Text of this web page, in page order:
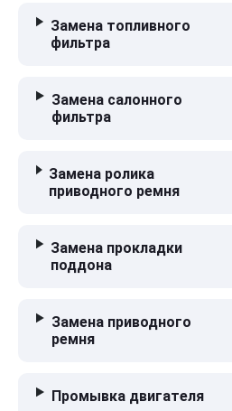
Замена топливного
фильтра
Замена салонного
фильтра
Замена ролика
приводного ремня
Замена прокладки
поддона
Замена приводного
ремня
Промывка двигателя